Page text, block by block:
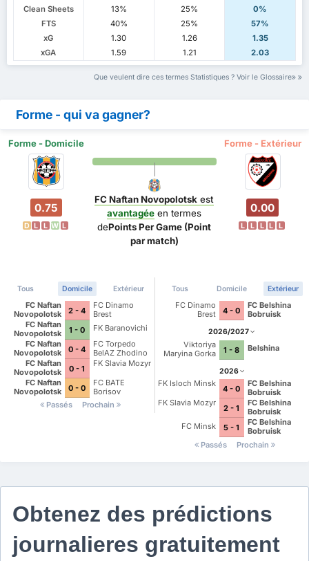
Clean Sheets
13% 25%
0%
FTS
40% 25%
57%
xG
1.30 1.26
1.35
xGA
1.59 1.21 2.03
Que veulent dire ces termes Statistiques ? Voir le Glossaire
Forme - qui va gagner?
Forme - Domicile Forme - Extérieur
0.75
D L L W L
FC Naftan Novopolotsk est
avantagée en termes
dePoints Per Game (Point
par match)
0.00
L L L L L
Tous Domicile Extérieur
FC Naftan
Novopolotsk
2 - 4
FC Dinamo
Brest
FC Naftan
Novopolotsk
1 - 0
FK Baranovichi
FC Naftan
Novopolotsk
0 - 4
FC Torpedo
BelAZ Zhodino
FC Naftan
Novopolotsk
0 - 1
FK Slavia Mozyr
FC Naftan
Novopolotsk
0 - 0
FC BATE
Borisov
Passés
Prochain
Tous Domicile Extérieur
FC Dinamo
Brest
4 - 0
FC Belshina
Bobruisk
2026/2027
Viktoriya
Maryina Gorka
1 - 8 Belshina
2026
FK Isloch Minsk
4 - 0
FC Belshina
Bobruisk
FK Slavia Mozyr
2 - 1
FC Belshina
Bobruisk
FC Minsk
5 - 1
FC Belshina
Bobruisk
Passés
Prochain
Obtenez des prédictions
journalieres gratuitement